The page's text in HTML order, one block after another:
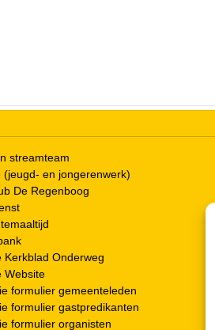
streamteam
(jeugd- en jongerenwerk)
De Regenboog
Kerkblad Onderweg
Website
formulier gemeenteleden
formulier gastpredikanten
formulier organisten